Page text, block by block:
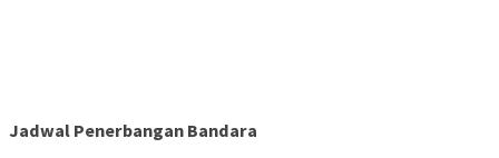
Jadwal Penerbangan Bandara